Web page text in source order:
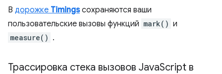
В дорожке Timingsсохраняются ваши
пользовательские вызовы функций mark() и
measure() .
Трассировка стека вызовов JavaScript в